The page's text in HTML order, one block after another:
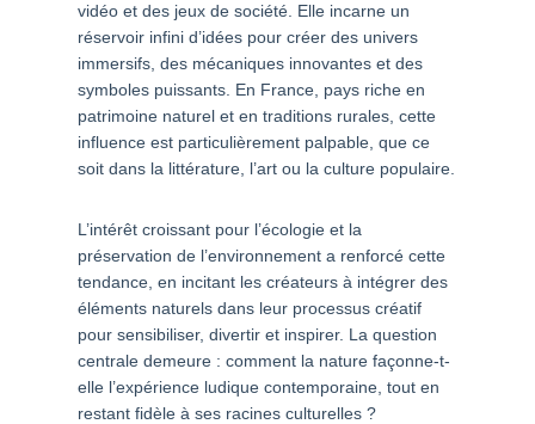
vidéo et des jeux de société. Elle incarne un
réservoir infini d’idées pour créer des univers
immersifs, des mécaniques innovantes et des
symboles puissants. En France, pays riche en
patrimoine naturel et en traditions rurales, cette
influence est particulièrement palpable, que ce
soit dans la littérature, l’art ou la culture populaire.
L’intérêt croissant pour l’écologie et la
préservation de l’environnement a renforcé cette
tendance, en incitant les créateurs à intégrer des
éléments naturels dans leur processus créatif
pour sensibiliser, divertir et inspirer. La question
centrale demeure : comment la nature façonne-t-
elle l’expérience ludique contemporaine, tout en
restant fidèle à ses racines culturelles ?